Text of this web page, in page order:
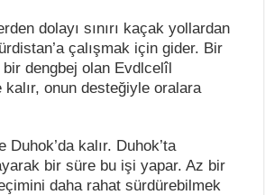
dolayı sınırı kaçak yollardan
çalışmak için gider. Bir
dengbej olan Evdlcelîl
kalır, onun desteğiyle oralara
Duhok’da kalır. Duhok’ta
bir süre bu işi yapar. Az bir
daha rahat sürdürebilmek